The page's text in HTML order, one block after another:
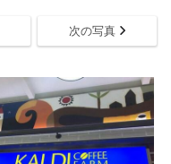
次の写真